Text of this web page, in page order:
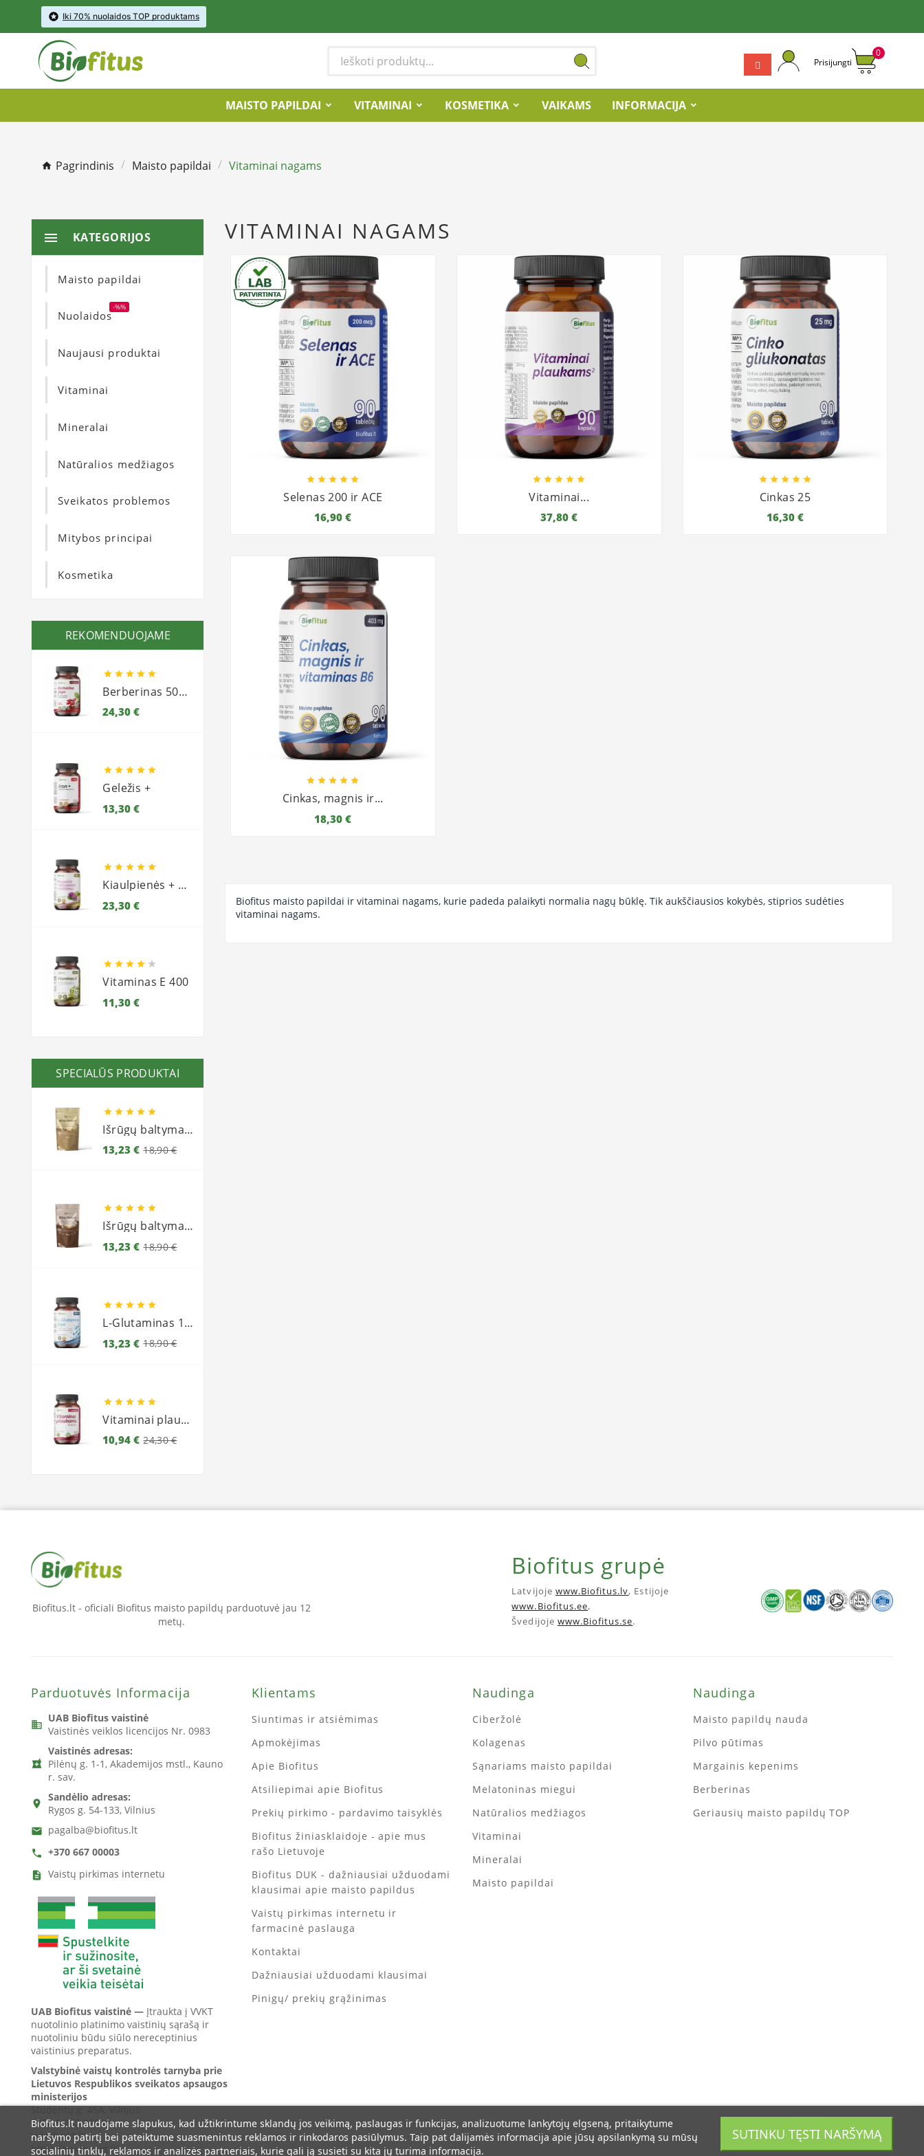
 Iki 70% nuolaidos TOP produktams
Prisijungti
0
MAISTO PAPILDAI VITAMINAI KOSMETIKA VAIKAMS INFORMACIJA
Pagrindinis Maisto papildai Vitaminai nagams
KATEGORIJOS

Maisto papildai
Nuolaidos
-%%
Naujausi produktai
Vitaminai
Mineralai
Natūralios medžiagos
Sveikatos problemos
Mitybos principai
Kosmetika
REKOMENDUOJAME
    
Berberinas 500 (raugerškis)
24,30 €Kaina
    
Geležis +
13,30 €Kaina
    
Kiaulpienės + Tikrasis margainis + Artišokai
23,30 €Kaina
    
Vitaminas E 400
11,30 €Kaina
SPECIALŪS PRODUKTAI
    
Išrūgų baltymai 450g (milteliai) - Vaniliniai
13,23 € 18,90 €
    
Išrūgų baltymai 450g (milteliai) - Šokoladiniai
13,23 € 18,90 €
    
L-Glutaminas 1000
13,23 € 18,90 €
    
Vitaminai plaukams
10,94 € 24,30 €
VITAMINAI NAGAMS
    
Selenas 200 ir ACE
16,90 €
    
Vitaminai...
37,80 €
    
Cinkas 25
16,30 €
    
Cinkas, magnis ir...
18,30 €
Biofitus maisto papildai ir vitaminai nagams, kurie padeda palaikyti normalia nagų būklę. Tik aukščiausios kokybės, stiprios sudėties
vitaminai nagams.
Biofitus.lt - oficiali Biofitus maisto papildų parduotuvė jau 12
metų.
Biofitus grupė
Latvijoje www.Biofitus.lv, Estijoje
www.Biofitus.ee,
Švedijoje www.Biofitus.se.
Parduotuvės Informacija
business UAB Biofitus vaistinė
Vaistinės veiklos licencijos Nr. 0983
local_pharmacy
Vaistinės adresas:
Pilėnų g. 1-1, Akademijos mstl., Kauno
r. sav.
location_on
Sandėlio adresas:
Rygos g. 54-133, Vilnius
email pagalba@biofitus.lt
call +370 667 00003
description Vaistų pirkimas internetu
UAB Biofitus vaistinė — Įtraukta į VVKT
nuotolinio platinimo vaistinių sąrašą ir
nuotoliniu būdu siūlo nereceptinius
vaistinius preparatus.
Valstybinė vaistų kontrolės tarnyba prie
Lietuvos Respublikos sveikatos apsaugos
ministerijos
Studentų g. 45A, Vilnius
+370 5 263 9264
vvkt@vvkt.lt
https://www.vvkt.lt
Klientams
Siuntimas ir atsiėmimas
Apmokėjimas
Apie Biofitus
Atsiliepimai apie Biofitus
Prekių pirkimo - pardavimo taisyklės
Biofitus žiniasklaidoje - apie mus
rašo Lietuvoje
Biofitus DUK - dažniausiai užduodami
klausimai apie maisto papildus
Vaistų pirkimas internetu ir
farmacinė paslauga
Kontaktai
Dažniausiai užduodami klausimai
Pinigų/ prekių grąžinimas
Naudinga
Ciberžolė
Kolagenas
Sąnariams maisto papildai
Melatoninas miegui
Natūralios medžiagos
Vitaminai
Mineralai
Maisto papildai
Naudinga
Maisto papildų nauda
Pilvo pūtimas
Margainis kepenims
Berberinas
Geriausių maisto papildų TOP
Biofitus.lt naudojame slapukus, kad užtikrintume sklandų jos veikimą, paslaugas ir funkcijas, analizuotume lankytojų elgseną, pritaikytume
naršymo patirtį bei pateiktume suasmenintus reklamos ir rinkodaros pasiūlymus. Taip pat dalijamės informacija apie jūsų apsilankymą su mūsų
socialinių tinklų, reklamos ir analizės partneriais, kurie gali ją susieti su kita jų turima informacija.
SUTINKU TĘSTI NARŠYMĄ